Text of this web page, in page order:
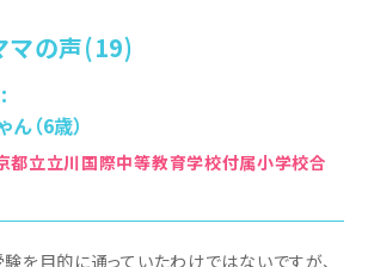
マの声(19)
ん（6歳）
都立立川国際中等教育学校付属小学校
を目的に通っていたわけではないですが、